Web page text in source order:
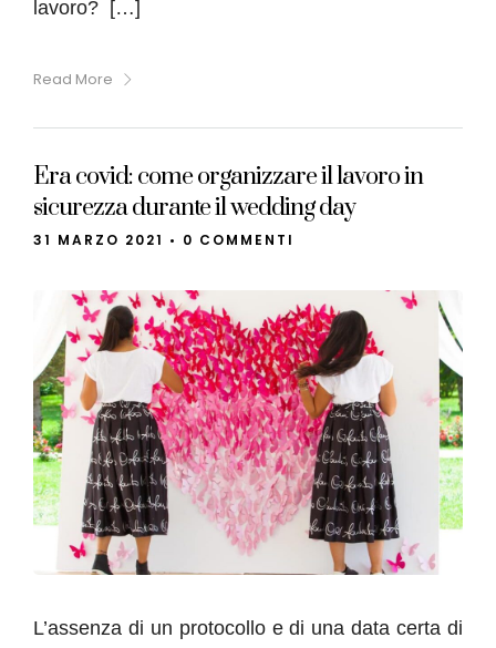
lavoro? […]
Read More
Era covid: come organizzare il lavoro in
sicurezza durante il wedding day
31 MARZO 2021 • 0 COMMENTI
L’assenza di un protocollo e di una data certa di